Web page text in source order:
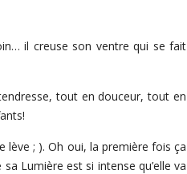
il creuse son ventre qui se fait
tout en douceur, tout en
lève ; ). Oh oui, la première fois ça
Lumière est si intense qu’elle va